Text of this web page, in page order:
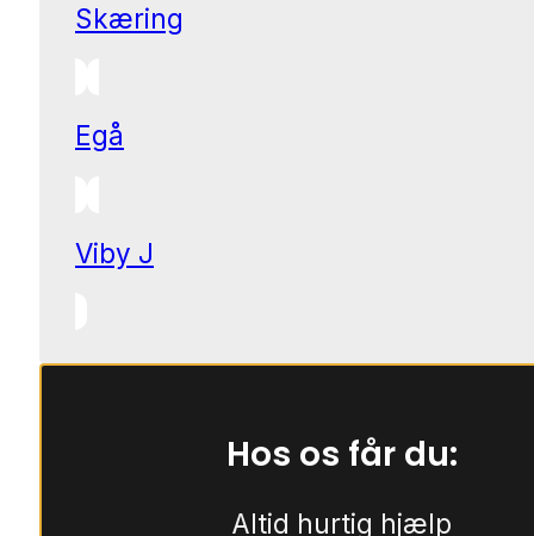
Skæring
Egå
Viby J
Hos os får du:
Altid hurtig hjælp